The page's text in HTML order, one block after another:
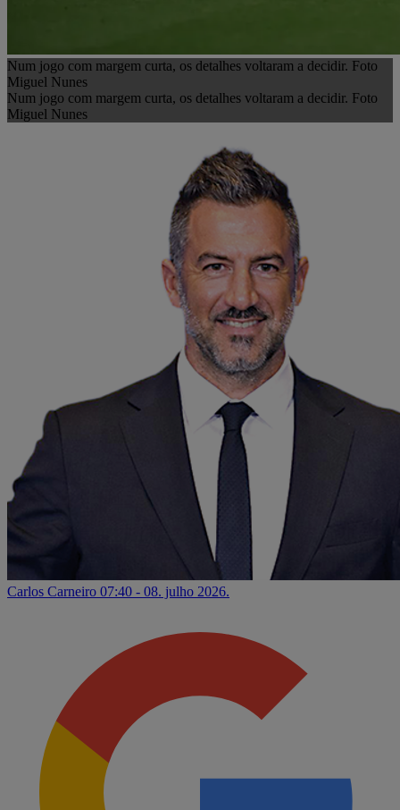
Num jogo com margem curta, os detalhes voltaram a decidir. Foto
Miguel Nunes
Num jogo com margem curta, os detalhes voltaram a decidir. Foto
Miguel Nunes
Carlos Carneiro 07:40 - 08. julho 2026.